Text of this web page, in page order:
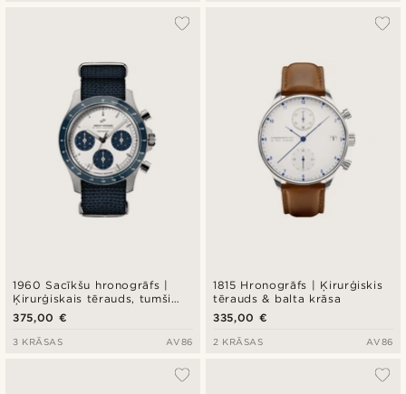
1960 Sacīkšu hronogrāfs |
Ķirurģiskais tērauds, tumši
zila & balta krāsa
375,00 €
3 KRĀSAS AV86
1815 Hronogrāfs | Ķirurģiskis
tērauds & balta krāsa
335,00 €
2 KRĀSAS AV86